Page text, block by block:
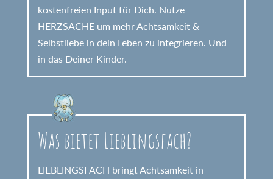
kostenfreien Input für Dich. Nutze
HERZSACHE um mehr Achtsamkeit &
Selbstliebe in dein Leben zu integrieren. Und
in das Deiner Kinder.
Was bietet Lieblingsfach?
LIEBLINGSFACH bringt Achtsamkeit in